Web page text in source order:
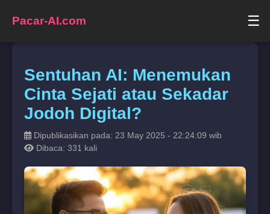
Pacar-AI.com ☰
Sentuhan AI: Menemukan
Cinta Sejati atau Sekadar
Jodoh Digital?
Dipublikasikan pada: 23 May 2025 - 22:24:09 wib
Dibaca: 331 kali